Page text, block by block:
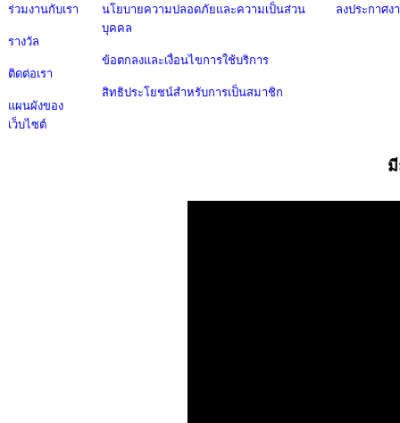
ร่วมงานกับเรา
รางวัล
ติดต่อเรา
แผนผังของ
เว็บไซต์
นโยบายความปลอดภัยและความเป็นส่วน
บุคคล
ข้อตกลงและเงื่อนไขการใช้บริการ
สิทธิประโยชน์สำหรับการเป็นสมาชิก
ลงประกาศง